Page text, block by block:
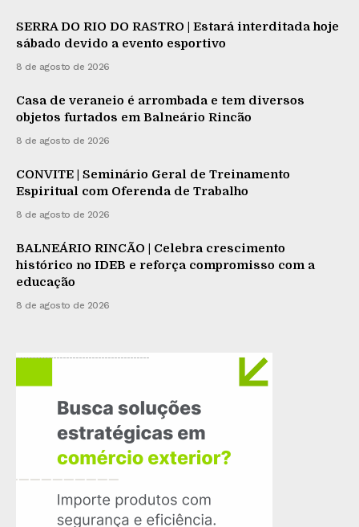
SERRA DO RIO DO RASTRO | Estará interditada hoje
sábado devido a evento esportivo
8 de agosto de 2026
Casa de veraneio é arrombada e tem diversos
objetos furtados em Balneário Rincão
8 de agosto de 2026
CONVITE | Seminário Geral de Treinamento
Espiritual com Oferenda de Trabalho
8 de agosto de 2026
BALNEÁRIO RINCÃO | Celebra crescimento
histórico no IDEB e reforça compromisso com a
educação
8 de agosto de 2026